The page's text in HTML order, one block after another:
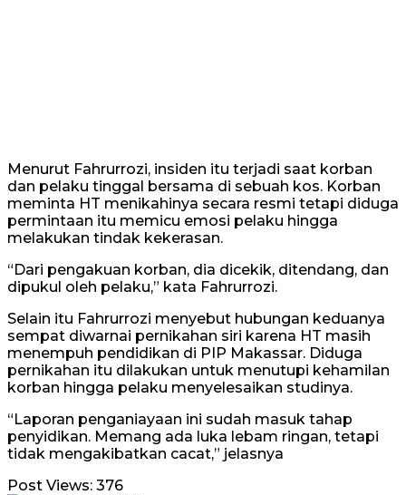
Menurut Fahrurrozi, insiden itu terjadi saat korban
dan pelaku tinggal bersama di sebuah kos. Korban
meminta HT menikahinya secara resmi tetapi diduga
permintaan itu memicu emosi pelaku hingga
melakukan tindak kekerasan.
“Dari pengakuan korban, dia dicekik, ditendang, dan
dipukul oleh pelaku,” kata Fahrurrozi.
Selain itu Fahrurrozi menyebut hubungan keduanya
sempat diwarnai pernikahan siri karena HT masih
menempuh pendidikan di PIP Makassar. Diduga
pernikahan itu dilakukan untuk menutupi kehamilan
korban hingga pelaku menyelesaikan studinya.
“Laporan penganiayaan ini sudah masuk tahap
penyidikan. Memang ada luka lebam ringan, tetapi
tidak mengakibatkan cacat,” jelasnya
Post Views: 376